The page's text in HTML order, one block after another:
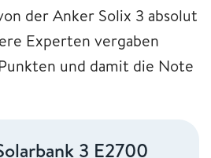
der Anker Solix 3 absolut
Experten vergaben
und damit die Note
3 E2700